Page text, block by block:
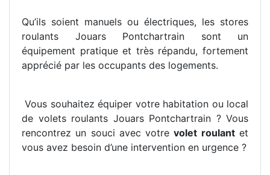
Qu’ils soient manuels ou électriques, les stores
roulants Jouars Pontchartrain sont un
équipement pratique et très répandu, fortement
apprécié par les occupants des logements.
Vous souhaitez équiper votre habitation ou local
de volets roulants Jouars Pontchartrain ? Vous
rencontrez un souci avec votrevolet roulantet
vous avez besoin d’une intervention en urgence ?